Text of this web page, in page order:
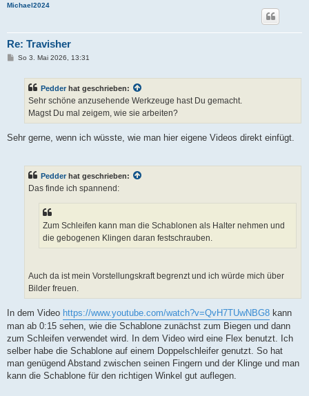
Michael2024
Re: Travisher
BSo 3. Mai 2026, 13:31
Pedder hat geschrieben:
Sehr schöne anzusehende Werkzeuge hast Du gemacht.
Magst Du mal zeigem, wie sie arbeiten?
Sehr gerne, wenn ich wüsste, wie man hier eigene Videos direkt einfügt.
Pedder hat geschrieben:
Das finde ich spannend:
Zum Schleifen kann man die Schablonen als Halter nehmen und
die gebogenen Klingen daran festschrauben.
Auch da ist mein Vorstellungskraft begrenzt und ich würde mich über
Bilder freuen.
In dem Video https://www.youtube.com/watch?v=QvH7TUwNBG8 kann
man ab 0:15 sehen, wie die Schablone zunächst zum Biegen und dann
zum Schleifen verwendet wird. In dem Video wird eine Flex benutzt. Ich
selber habe die Schablone auf einem Doppelschleifer genutzt. So hat
man genügend Abstand zwischen seinen Fingern und der Klinge und man
kann die Schablone für den richtigen Winkel gut auflegen.